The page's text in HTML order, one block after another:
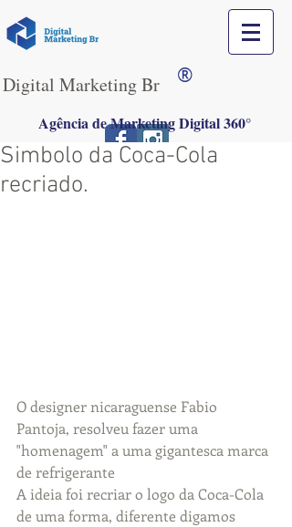
®
Digital Marketing Br
Agência de Marketing Digital 360°
Simbolo da Coca-Cola
recriado.
O designer nicaraguense Fabio
Pantoja, resolveu fazer uma
"homenagem" a uma gigantesca marca
de refrigerante
A ideia foi recriar o logo da Coca-Cola
de uma forma, diferente digamos